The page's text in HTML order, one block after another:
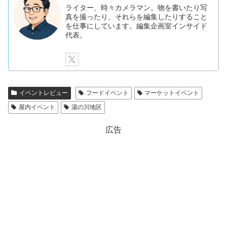
ライター、時々カメラマン。物を書いたり写
真を撮ったり、それらを編集したりすること
を仕事にしています。編集企画室インサイド
代表。
イベントレビュー フードイベント
マーケットイベント
屋内イベント
湯の川地区
広告